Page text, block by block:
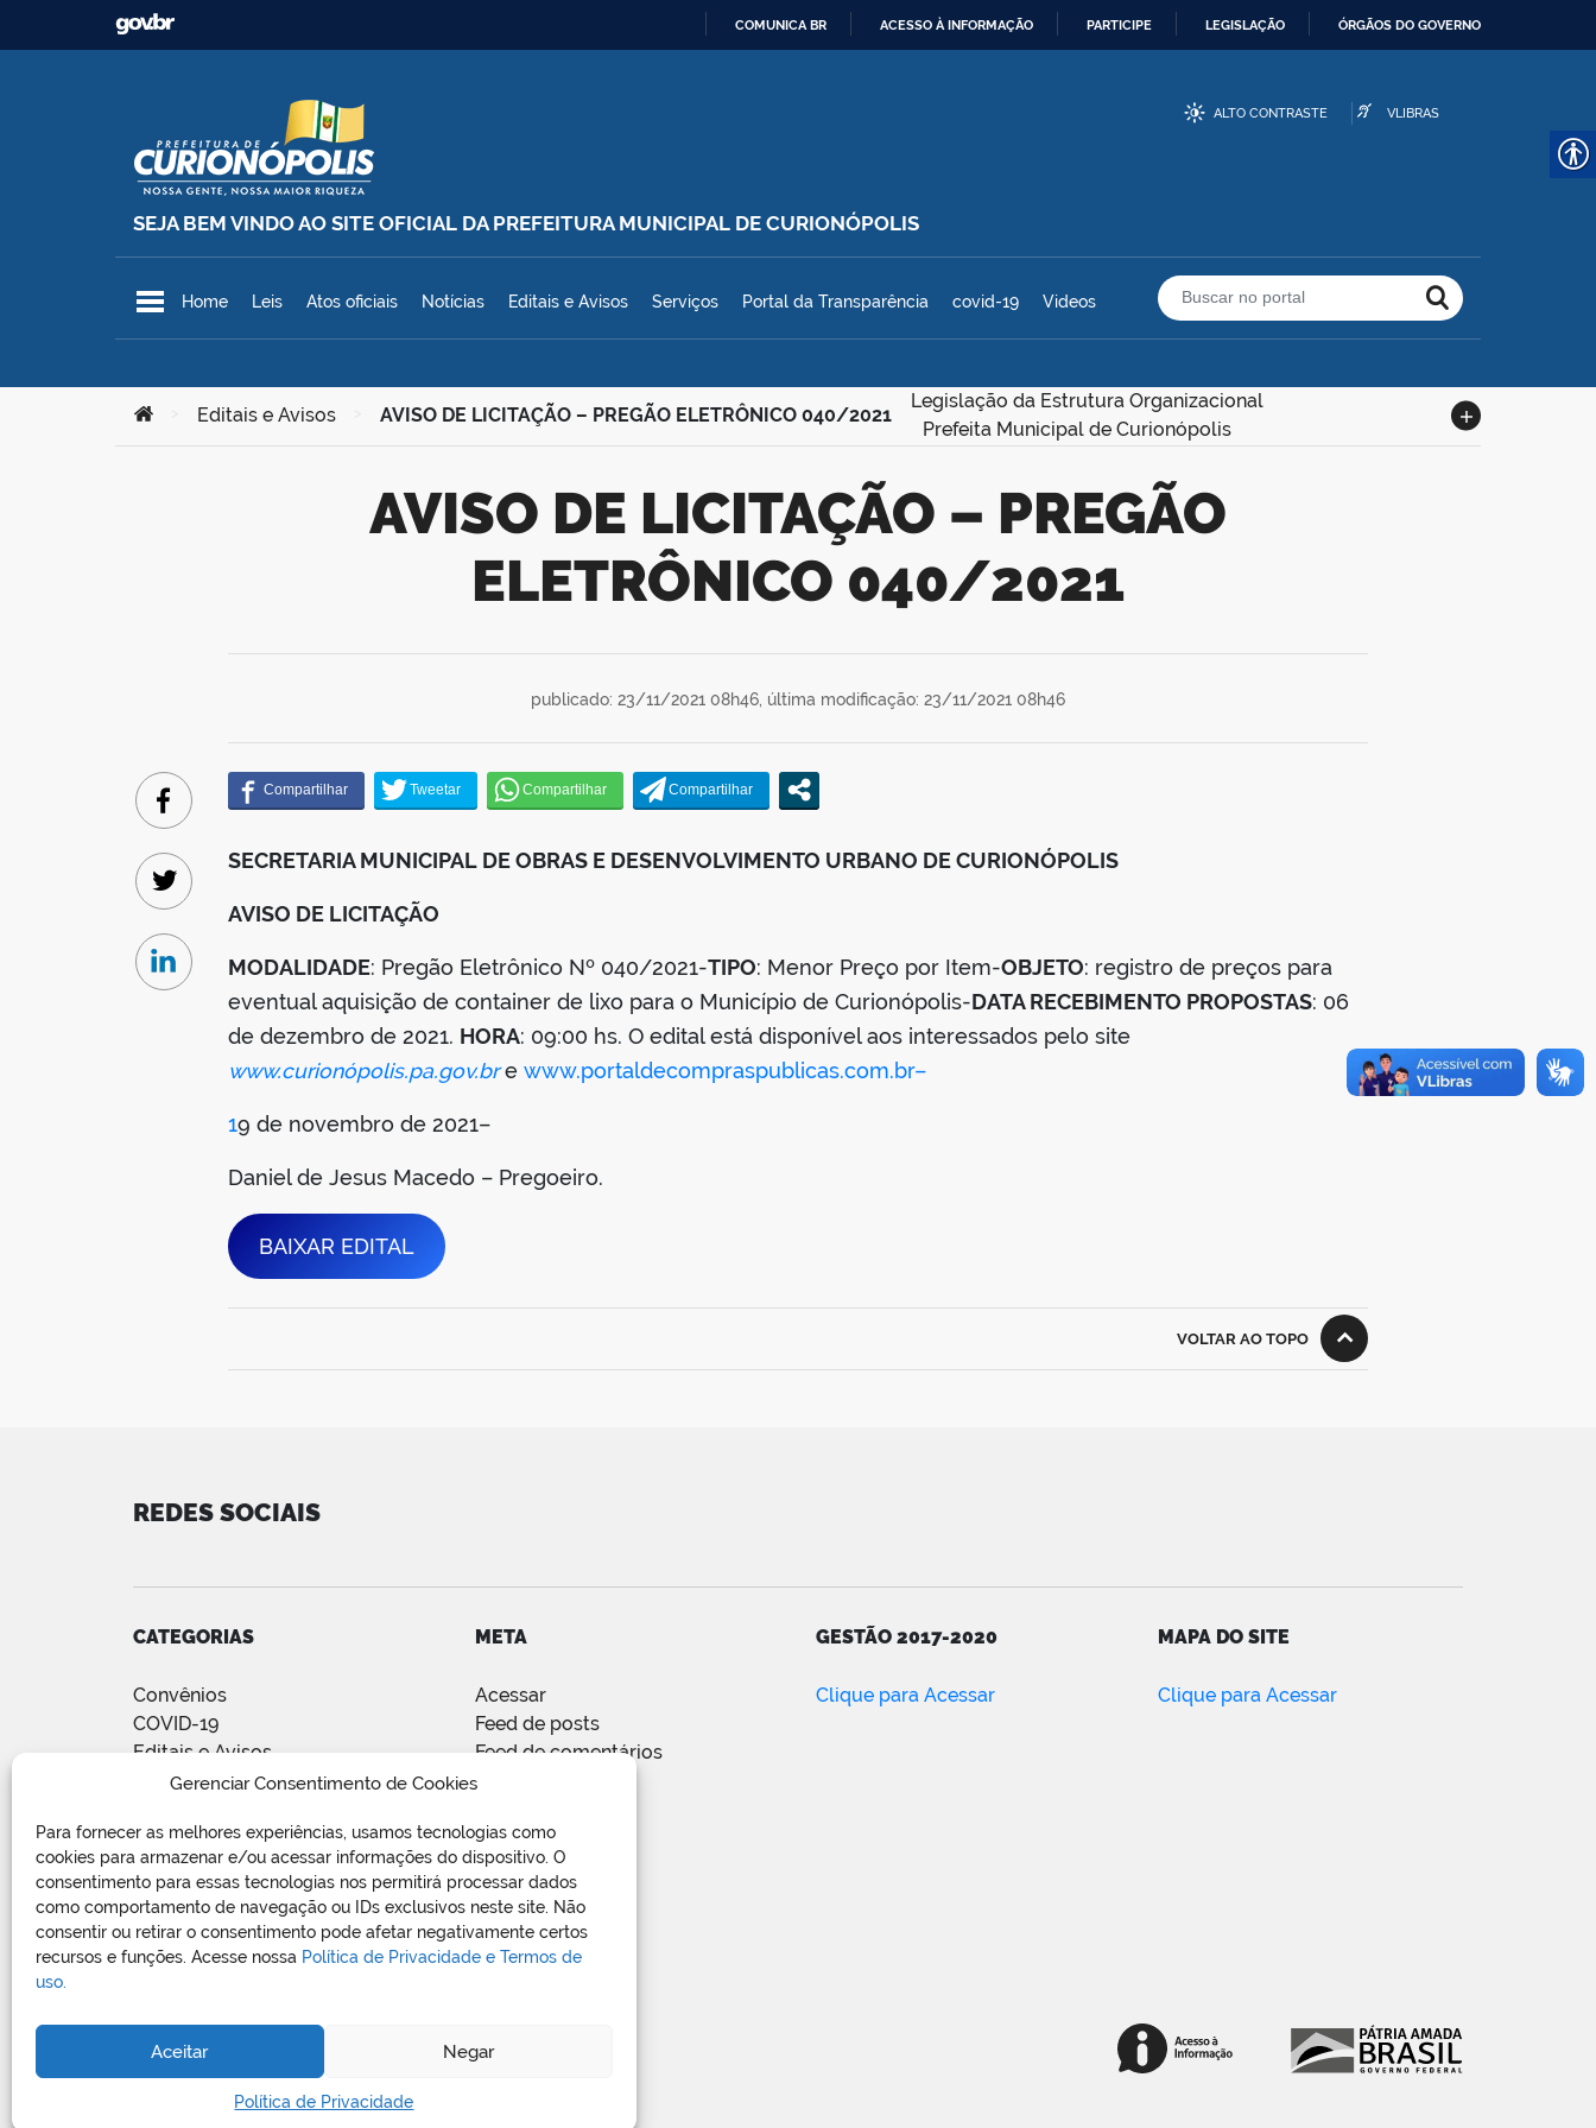
Gerenciar Consentimento de Cookies
Para fornecer as melhores experiências, usamos tecnologias como
cookies para armazenar e/ou acessar informações do dispositivo. O
consentimento para essas tecnologias nos permitirá processar dados
como comportamento de navegação ou IDs exclusivos neste site. Não
consentir ou retirar o consentimento pode afetar negativamente certos
recursos e funções. Acesse nossa Política de Privacidade e Termos de
uso.
Aceitar Negar
Política de Privacidade
Ir para o conteúdo COMUNICA BR ACESSO À INFORMAÇÃO PARTICIPE LEGISLAÇÃO ÓRGÃOS DO GOVERNO
SEJA BEM VINDO AO SITE OFICIAL DA PREFEITURA MUNICIPAL DE CURIONÓPOLIS
Prefeitura Municipal de Curionópolis
ALTO CONTRASTE VLIBRAS
Home Leis Atos oficiais Notícias Editais e Avisos Serviços Portal da Transparência covid-19 Videos Buscar no portal
Você está aqui:
Editais e Avisos AVISO DE LICITAÇÃO – PREGÃO ELETRÔNICO 040/2021
Legislação da Estrutura Organizacional
Prefeita Municipal de Curionópolis
AVISO DE LICITAÇÃO – PREGÃO
ELETRÔNICO 040/2021
publicado: 23/11/2021 08h46, última modificação: 23/11/2021 08h46
SECRETARIA MUNICIPAL DE OBRAS E DESENVOLVIMENTO URBANO DE CURIONÓPOLIS
AVISO DE LICITAÇÃO
MODALIDADE: Pregão Eletrônico Nº 040/2021-TIPO: Menor Preço por Item-OBJETO: registro de preços para
eventual aquisição de container de lixo para o Município de Curionópolis-DATA RECEBIMENTO PROPOSTAS: 06
de dezembro de 2021. HORA: 09:00 hs. O edital está disponível aos interessados pelo site
www.curionópolis.pa.gov.bre www.portaldecompraspublicas.com.br–
19 de novembro de 2021–
Daniel de Jesus Macedo – Pregoeiro.
BAIXAR EDITAL
Facebook
Twitter
Linkedin
VOLTAR AO TOPO
REDES SOCIAIS
CATEGORIAS
Convênios
COVID-19
Editais e Avisos
Notícias
de Obras Públicas
Sem categoria
Vagas de Emprego
META
Acessar
Feed de posts
Feed de comentários
WordPress.org
GESTÃO 2017-2020
Clique para Acessar
MAPA DO SITE
Clique para Acessar